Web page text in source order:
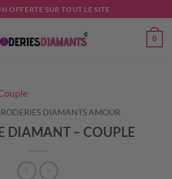
OFFERTE SUR TOUT LE SITE
0
DIAMANTS AMOUR
DIAMANT – COUPLE